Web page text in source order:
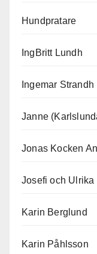
Hundpratare
IngBritt Lundh
Ingemar Strandh
Janne
Jonas Kocken
Josefi och Ulrika
Karin Berglund
Karin Påhlsson